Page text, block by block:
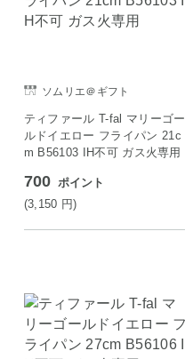
ソムリエ＠ギフト
ティファール T-fal マリーゴー
ルドイエロー フライパン 21c
m B56103 IH不可 ガス火専用
700 ポイント
(3,150 円)